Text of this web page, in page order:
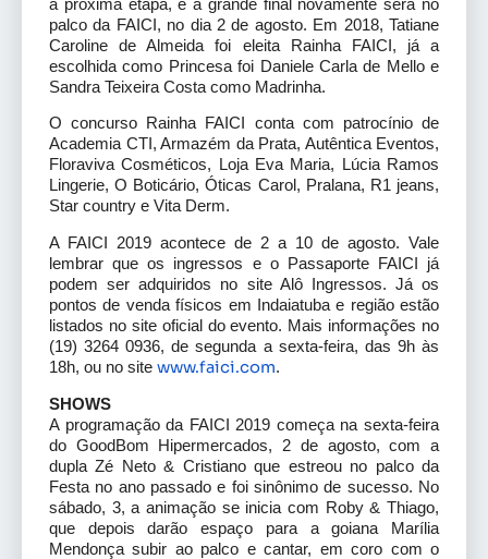
a próxima etapa, e a grande final novamente será no
palco da FAICI, no dia 2 de agosto. Em 2018, Tatiane
Caroline de Almeida foi eleita Rainha FAICI, já a
escolhida como Princesa foi Daniele Carla de Mello e
Sandra Teixeira Costa como Madrinha.
O concurso Rainha FAICI conta com patrocínio de
Academia CTI, Armazém da Prata, Autêntica Eventos,
Floraviva Cosméticos, Loja Eva Maria, Lúcia Ramos
Lingerie, O Boticário, Óticas Carol, Pralana, R1 jeans,
Star country e Vita Derm.
A FAICI 2019 acontece de 2 a 10 de agosto. Vale
lembrar que os ingressos e o Passaporte FAICI já
podem ser adquiridos no site Alô Ingressos. Já os
pontos de venda físicos em Indaiatuba e região estão
listados no site oficial do evento. Mais informações no
(19) 3264 0936, de segunda a sexta-feira, das 9h às
18h, ou no site www.faici.com.
SHOWS
A programação da FAICI 2019 começa na sexta-feira
do GoodBom Hipermercados, 2 de agosto, com a
dupla Zé Neto & Cristiano que estreou no palco da
Festa no ano passado e foi sinônimo de sucesso. No
sábado, 3, a animação se inicia com Roby & Thiago,
que depois darão espaço para a goiana Marília
Mendonça subir ao palco e cantar, em coro com o